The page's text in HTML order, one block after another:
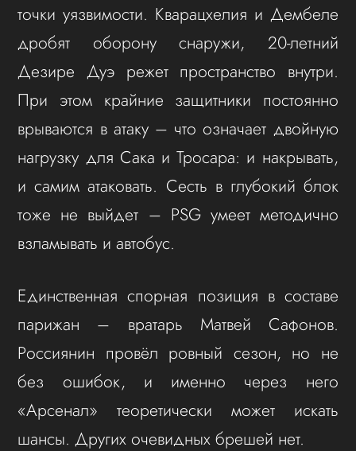
точки уязвимости. Кварацхелия и Дембеле
дробят оборону снаружи, 20-летний
Дезире Дуэ режет пространство внутри.
При этом крайние защитники постоянно
врываются в атаку – что означает двойную
нагрузку для Сака и Тросара: и накрывать,
и самим атаковать. Сесть в глубокий блок
тоже не выйдет – PSG умеет методично
взламывать и автобус.
Единственная спорная позиция в составе
парижан – вратарь Матвей Сафонов.
Россиянин провёл ровный сезон, но не
без ошибок, и именно через него
«Арсенал» теоретически может искать
шансы. Других очевидных брешей нет.